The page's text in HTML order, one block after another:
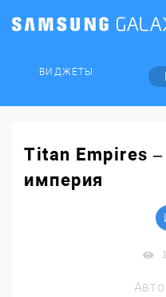
ВИДЖЕТЫ
Titan Empires
империя